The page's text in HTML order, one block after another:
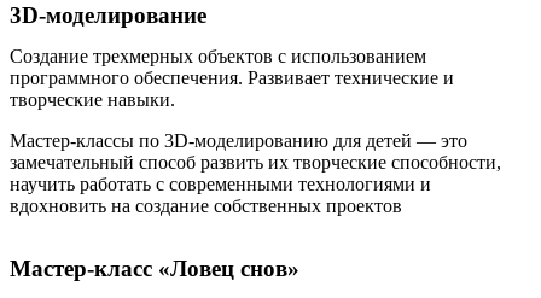
3D-моделирование
Создание трехмерных объектов с использованием
программного обеспечения. Развивает технические и
творческие навыки.
Мастер-классы по 3D-моделированию для детей — это
замечательный способ развить их творческие способности,
научить работать с современными технологиями и
вдохновить на создание собственных проектов
Мастер-класс «Ловец снов»